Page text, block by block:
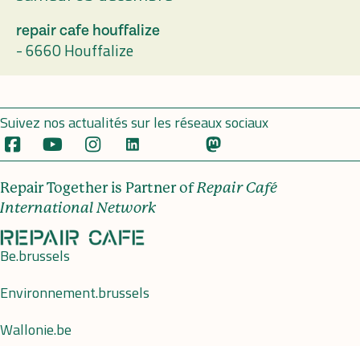
repair cafe houffalize
-6660 Houffalize
Suivez nos actualités sur les réseaux sociaux
Repair Together is Partner ofRepair Café
International Network
Be.brussels
Environnement.brussels
Wallonie.be